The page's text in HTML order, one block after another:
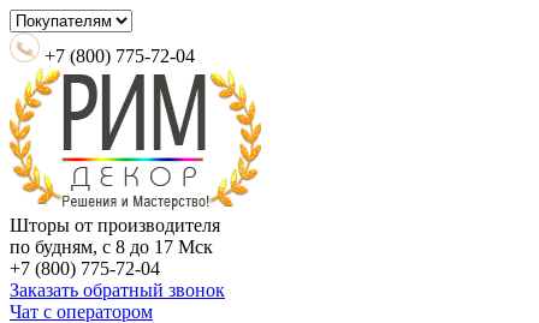
+7 (800) 775-72-04
Шторы от производителя
по будням, с 8 до 17 Мск
+7 (800) 775-72-04
Заказать обратный звонок
Чат с оператором